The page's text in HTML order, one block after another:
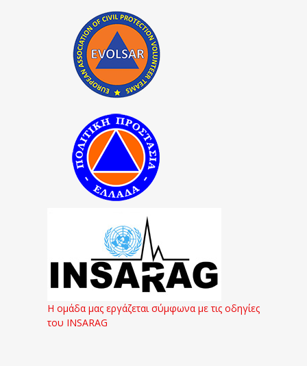
Η ομάδα μας εργάζεται σύμφωνα με τις οδηγίες
του INSARAG